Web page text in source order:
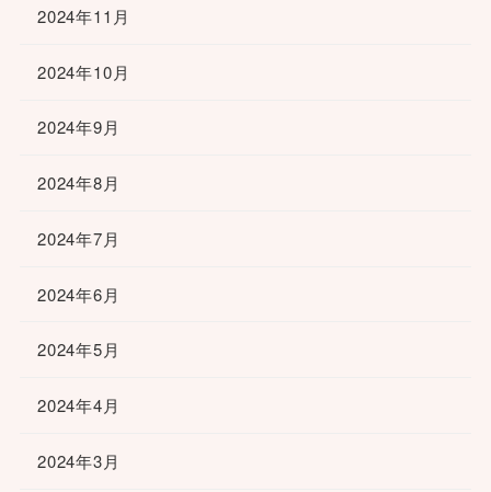
2024年11月
2024年10月
2024年9月
2024年8月
2024年7月
2024年6月
2024年5月
2024年4月
2024年3月